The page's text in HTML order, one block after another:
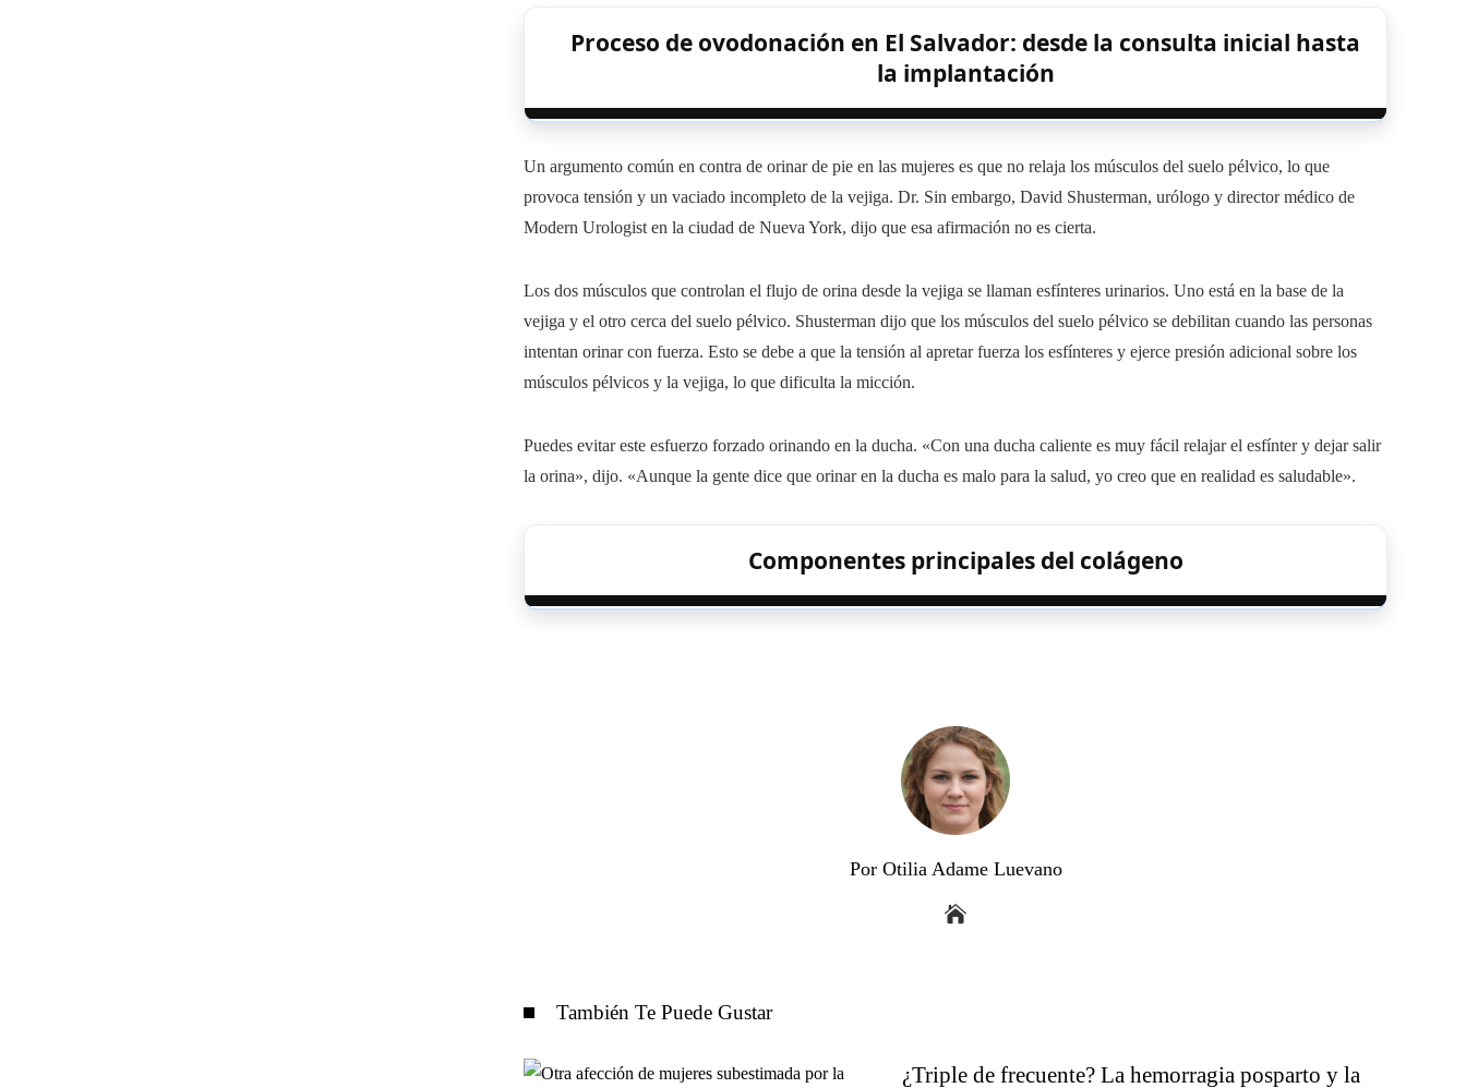
Proceso de ovodonación en El Salvador: desde la consulta inicial hasta
la implantación
Un argumento común en contra de orinar de pie en las mujeres es que no relaja los músculos del suelo pélvico, lo que
provoca tensión y un vaciado incompleto de la vejiga. Dr. Sin embargo, David Shusterman, urólogo y director médico de
Modern Urologist en la ciudad de Nueva York, dijo que esa afirmación no es cierta.
Los dos músculos que controlan el flujo de orina desde la vejiga se llaman esfínteres urinarios. Uno está en la base de la
vejiga y el otro cerca del suelo pélvico. Shusterman dijo que los músculos del suelo pélvico se debilitan cuando las personas
intentan orinar con fuerza. Esto se debe a que la tensión al apretar fuerza los esfínteres y ejerce presión adicional sobre los
músculos pélvicos y la vejiga, lo que dificulta la micción.
Puedes evitar este esfuerzo forzado orinando en la ducha. «Con una ducha caliente es muy fácil relajar el esfínter y dejar salir
la orina», dijo. «Aunque la gente dice que orinar en la ducha es malo para la salud, yo creo que en realidad es saludable».
Componentes principales del colágeno
Por Otilia Adame Luevano
También Te Puede Gustar
¿Triple de frecuente? La hemorragia posparto y la